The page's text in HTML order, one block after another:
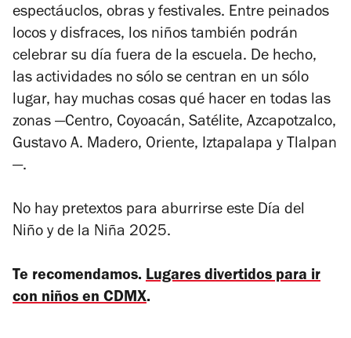
espectáuclos, obras y festivales. Entre peinados
locos y disfraces, los niños también podrán
celebrar su día fuera de la escuela. De hecho,
las actividades no sólo se centran en un sólo
lugar, hay muchas cosas qué hacer en todas las
zonas —Centro, Coyoacán, Satélite, Azcapotzalco,
Gustavo A. Madero, Oriente, Iztapalapa y Tlalpan
—.
No hay pretextos para aburrirse este Día del
Niño y de la Niña 2025.
Te recomendamos. Lugares divertidos para ir
con niños en CDMX.